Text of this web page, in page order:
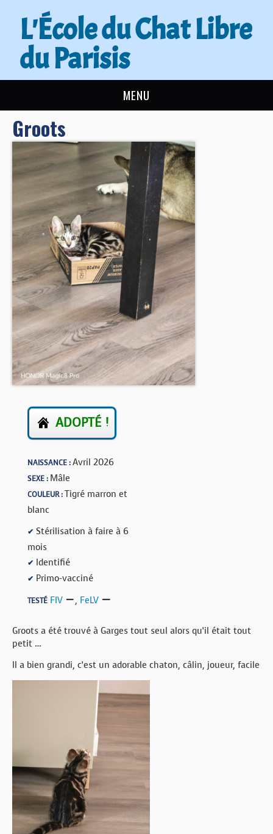
L'École du Chat Libre
du Parisis
MENU
L’ÉCOLE DU CHAT
ACTUALITÉS
ADOPTER
NOUS AIDER
CONTACT
BOUTIQUE
FORUM
Groots
ADOPTÉ !
NAISSANCE :Avril 2026
SEXE : Mâle
COULEUR :Tigré marron et
blanc
✔ Stérilisation à faire à 6
mois
✔ Identifié
✔ Primo-vacciné
TESTÉ FIV , FeLV
Groots a été trouvé à Garges tout seul alors qu’il était tout
petit …
Il a bien grandi, c’est un adorable chaton, câlin, joueur, facile